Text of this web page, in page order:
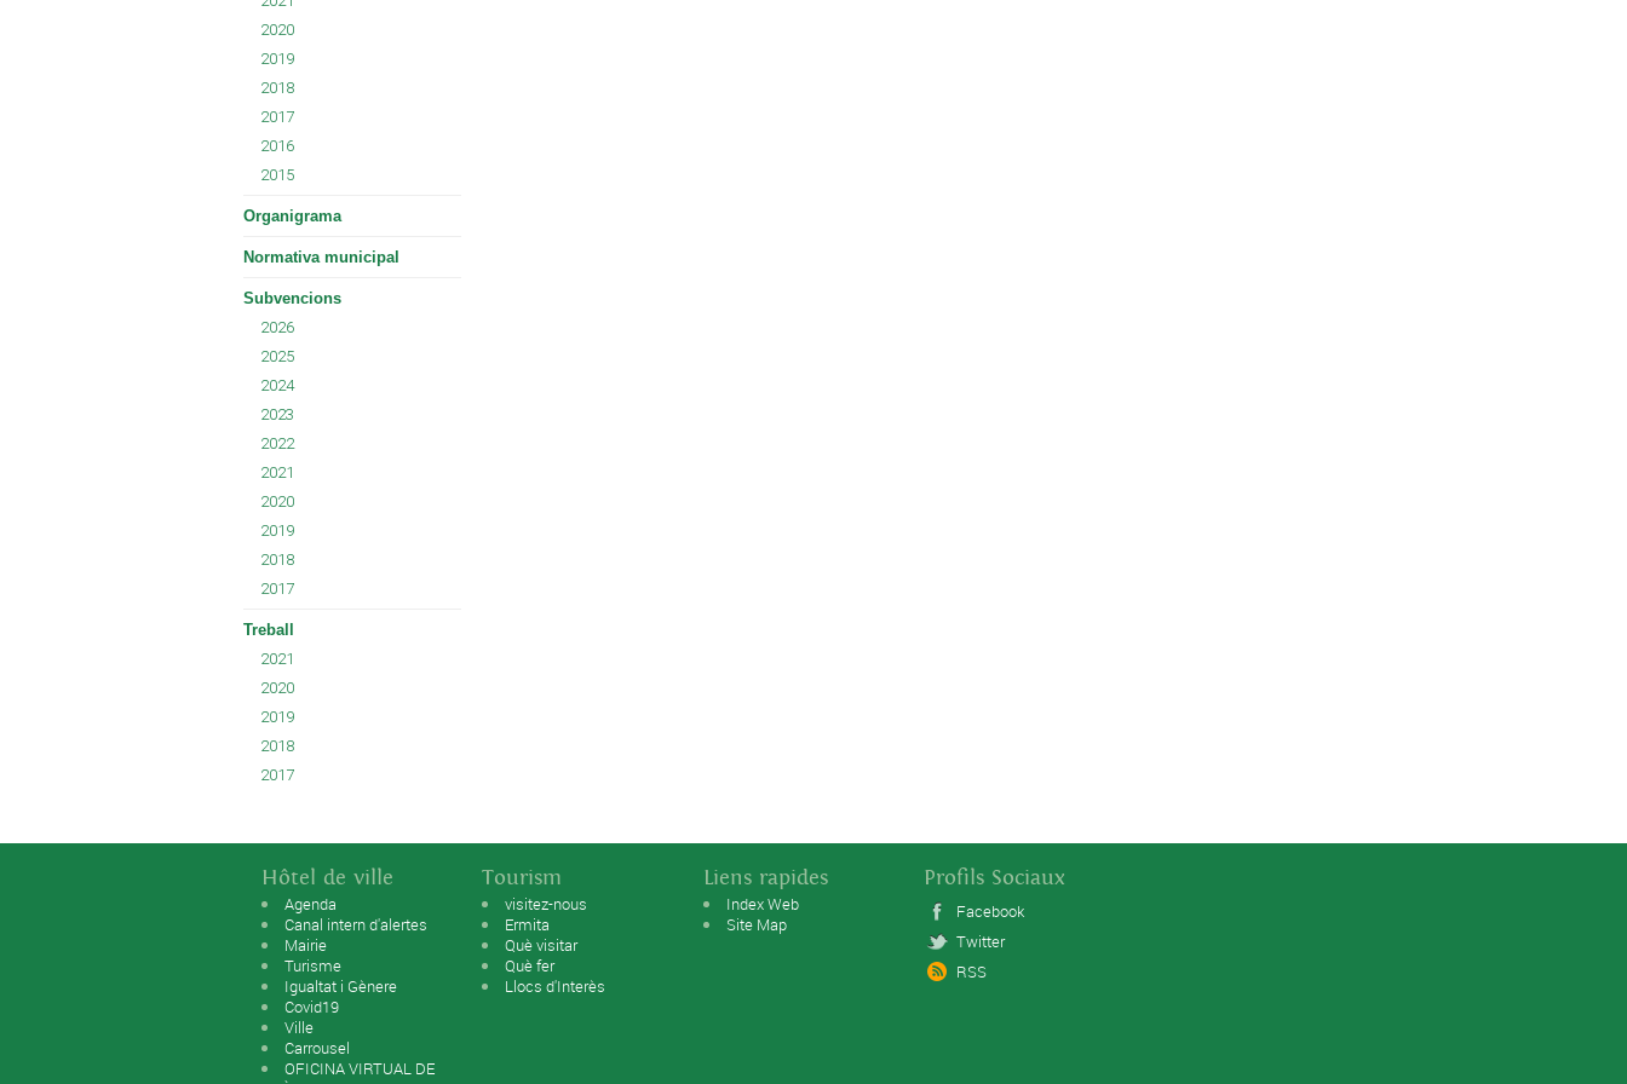
2020
2019
2018
2017
2016
2015
Organigrama
Normativa municipal
Subvencions
2026
2025
2024
2023
2022
2021
2020
2019
2018
2017
Treball
2021
2020
2019
2018
2017
Hôtel de ville
Agenda
Canal intern d'alertes
Mairie
Turisme
Igualtat i Gènere
Covid19
Ville
Carrousel
OFICINA VIRTUAL DE
Tourism
visitez-nous
Ermita
Què visitar
Què fer
Llocs d'Interès
Liens rapides
Index Web
Site Map
Profils Sociaux
Facebook
Twitter
RSS